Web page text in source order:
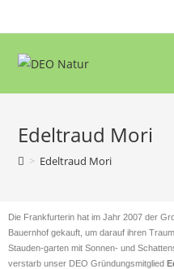
Edeltraud Mori
> Edeltraud Mori
Die Frankfurterin hat im Jahr 2007 der
Bauernhof gekauft, um darauf ihren
Stauden-garten mit Sonnen- und
verstarb unser DEO Gründungsmitglied